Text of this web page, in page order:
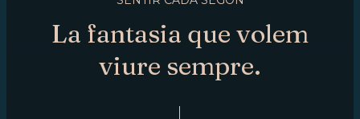
La fantasia que volem
viure sempre.